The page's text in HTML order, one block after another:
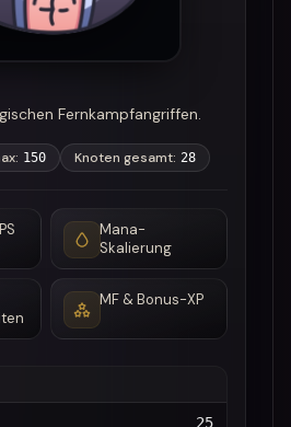
Fernkampfangriffen.
: 150 Knoten gesamt: 28
Mana-
Skalierung
MF & Bonus-XP
25